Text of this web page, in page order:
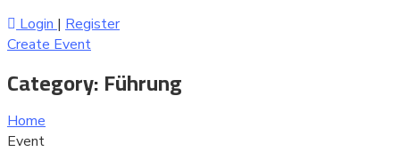
Login | Register
Create Event
Category:Führung
Home
Event